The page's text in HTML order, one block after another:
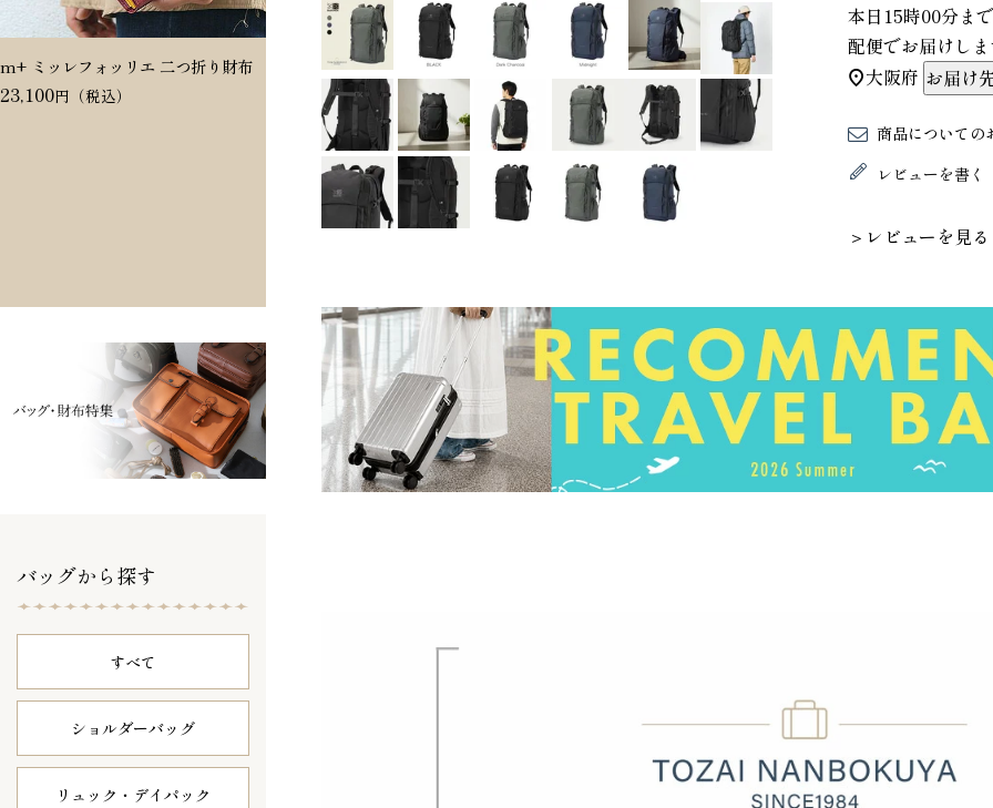
m+ ミッレフォッリエ 二つ折り財布
23,100
Dakota ヴィタミーナ 二つ折り財布
20,350
PORTER ポーター ウィロー ウエス
トバッグ
25,300
GRIMM LAB アル
8,800
バッグから探す
すべて
ショルダーバッグ
リュック・ デイパック
本日 15時00分ま
配便でお届けし
大阪府 お届け
商品についての
レビューを書く
＞レビューを見る